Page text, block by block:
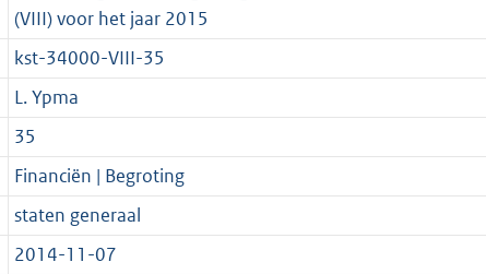
t
e
:
2
b
t
t
e
K
b
(VIII) voor het jaar 2015
kst-34000-VIII-35
L. Ypma
35
Financiën | Begroting
staten generaal
2014-11-07